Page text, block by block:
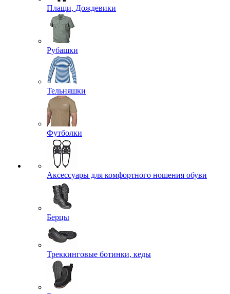
Плащи, Дождевики
Рубашки
Тельняшки
Футболки
Аксессуары для комфортного ношения обуви
Берцы
Треккинговые ботинки, кеды